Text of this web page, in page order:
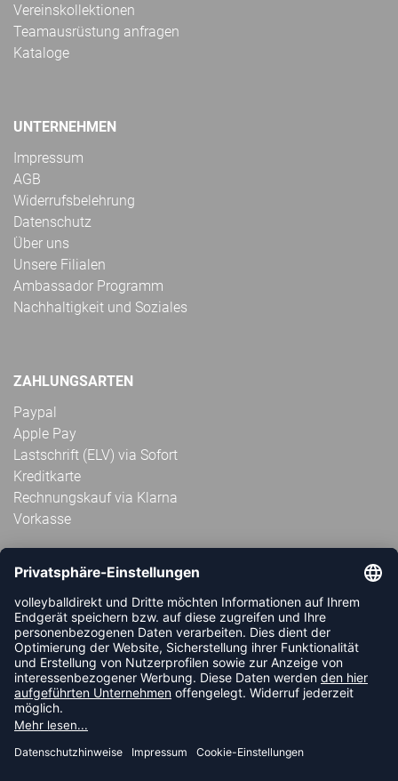
Vereinskollektionen
Teamausrüstung anfragen
Kataloge
UNTERNEHMEN
Impressum
AGB
Widerrufsbelehrung
Datenschutz
Über uns
Unsere Filialen
Ambassador Programm
Nachhaltigkeit und Soziales
ZAHLUNGSARTEN
Paypal
Apple Pay
Lastschrift (ELV) via Sofort
Kreditkarte
Rechnungskauf via Klarna
Vorkasse
ABONNIERE JETZT DEN KOSTENLOSEN
VOLLEYBALLDIREKT-NEWSLETTER UND VERPASSE KEINE
NEUIGKEIT ODER AKTION MEHR.
JETZT ANMELDEN